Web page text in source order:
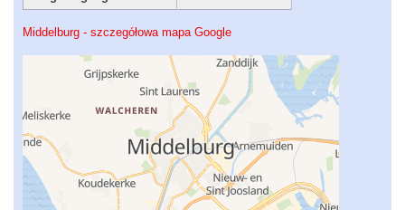
Middelburg - szczegółowa mapa Google